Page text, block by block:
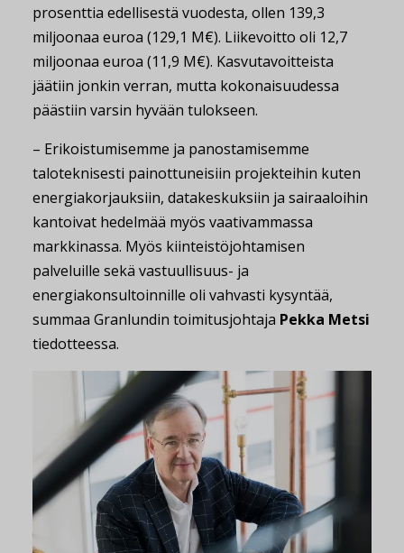
prosenttia edellisestä vuodesta, ollen 139,3
miljoonaa euroa (129,1 M€). Liikevoitto oli 12,7
miljoonaa euroa (11,9 M€). Kasvutavoitteista
jäätiin jonkin verran, mutta kokonaisuudessa
päästiin varsin hyvään tulokseen.
– Erikoistumisemme ja panostamisemme
taloteknisesti painottuneisiin projekteihin kuten
energiakorjauksiin, datakeskuksiin ja sairaaloihin
kantoivat hedelmää myös vaativammassa
markkinassa. Myös kiinteistöjohtamisen
palveluille sekä vastuullisuus- ja
energiakonsultoinnille oli vahvasti kysyntää,
summaa Granlundin toimitusjohtaja Pekka Metsi
tiedotteessa.